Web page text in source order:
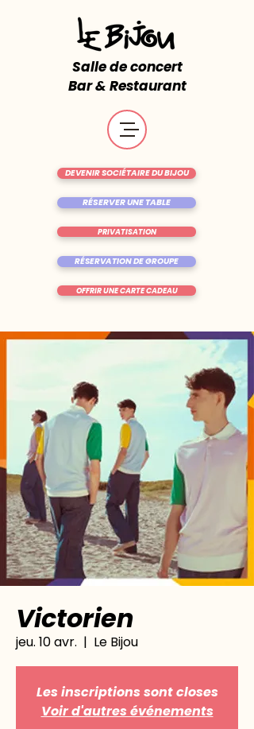
Salle de concert
Bar & Restaurant
RÉSERVER UNE TABLE
OFFRIR UNE CARTE CADEAU
DEVENIR SOCIÉTAIRE DU BIJOU
RÉSERVATION DE GROUPE
PRIVATISATION
Victorien
jeu. 10 avr.
  |
Le Bijou
Les inscriptions sont closes
Voir d'autres événements